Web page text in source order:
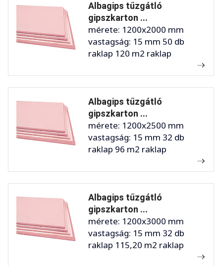
Albagips tűzgátló
gipszkarton ...
mérete: 1200x2000 mm
vastagság: 15 mm 50 db
raklap 120 m2 raklap
Albagips tűzgátló
gipszkarton ...
mérete: 1200x2500 mm
vastagság: 15 mm 32 db
raklap 96 m2 raklap
Albagips tűzgátló
gipszkarton ...
mérete: 1200x3000 mm
vastagság: 15 mm 32 db
raklap 115,20 m2 raklap